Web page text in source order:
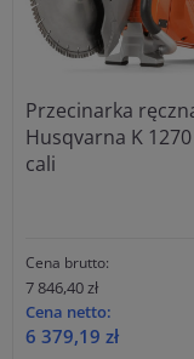
Przecinarka
Husqvarna K
cali
Cena brutto:
7 846,40 zł
Cena netto:
6 379,19 zł